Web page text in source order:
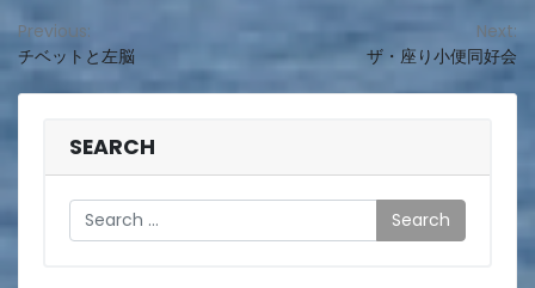
投
稿
ビ
ー
Previous:
チベットと左脳
Next:
ザ・座り小便同好会
SEARCH
Search